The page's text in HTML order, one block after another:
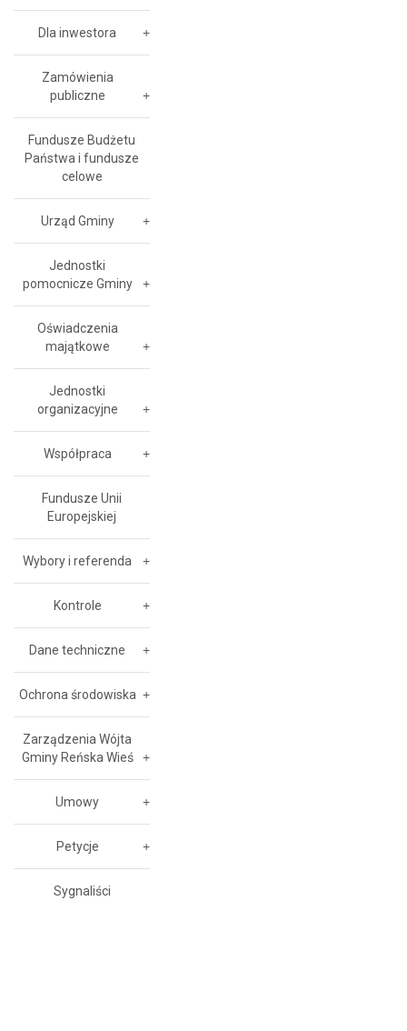
Dla inwestora
Zamówienia
publiczne
Fundusze Budżetu
Państwa i fundusze
celowe
Urząd Gminy
Jednostki
pomocnicze Gminy
Oświadczenia
majątkowe
Jednostki
organizacyjne
Współpraca
Fundusze Unii
Europejskiej
Wybory i referenda
Kontrole
Dane techniczne
Ochrona środowiska
Zarządzenia Wójta
Gminy Reńska Wieś
Umowy
Petycje
Sygnaliści